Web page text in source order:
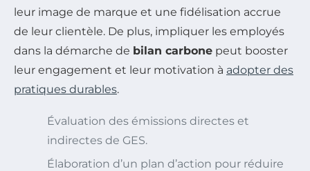
leur image de marque et une fidélisation accrue
de leur clientèle. De plus, impliquer les employés
dans la démarche de bilan carbone peut booster
leur engagement et leur motivation à adopter des
pratiques durables.
Évaluation des émissions directes et
indirectes de GES.
Élaboration d’un plan d’action pour réduire